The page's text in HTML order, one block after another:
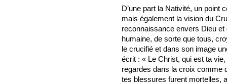
D’une part la Nativité, un point
mais également la vision du
reconnaissance envers Dieu et
humaine, de sorte que tous,
le crucifié et dans son image
écrit : « Le Christ, qui est ta
regardes dans la croix comme
tes blessures furent mortelles,